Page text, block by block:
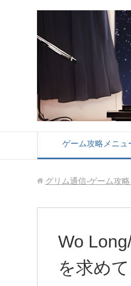
ゲーム攻略メニュ
グリム通信-ゲーム攻略
Wo
を求め